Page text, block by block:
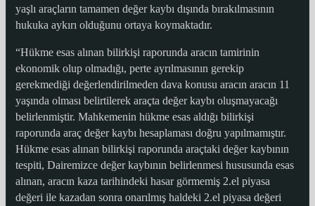
yaşlı araçların tamamen değer kaybı dışında bırakılmasının
hukuka aykırı olduğunu ortaya koymaktadır.
“Hükme esas alınan bilirkişi raporunda aracın tamirinin
ekonomik olup olmadığı, perte ayrılmasının gerekip
gerekmediği değerlendirilmeden dava konusu aracın aracın 11
yaşında olması belirtilerek araçta değer kaybı oluşmayacağı
belirlenmiştir. Mahkemenin hükme esas aldığı bilirkişi
raporunda araç değer kaybı hesaplaması doğru yapılmamıştır.
Hükme esas alınan bilirkişi raporunda araçtaki değer kaybının
tespiti, Dairemizce değer kaybının belirlenmesi hususunda esas
alınan, aracın kaza tarihindeki hasar görmemiş 2.el piyasa
değeri ile kazadan sonra onarılmış haldeki 2.el piyasa değeri